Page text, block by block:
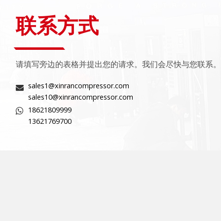
联系方式
请填写旁边的表格并提出您的请求。我们会尽快与您联系。
sales1@xinrancompressor.com
sales10@xinrancompressor.com
18621809999
13621769700